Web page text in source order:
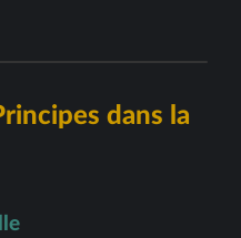
dans la